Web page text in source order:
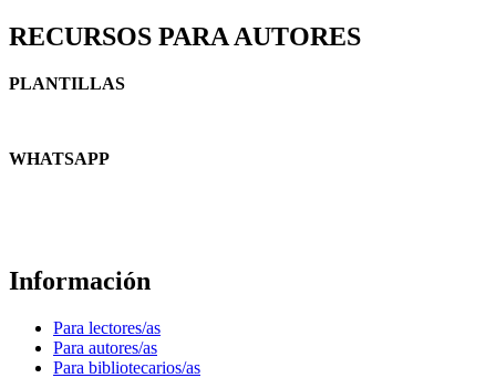
RECURSOS PARA AUTORES
PLANTILLAS
WHATSAPP
Información
Para lectores/as
Para autores/as
Para bibliotecarios/as